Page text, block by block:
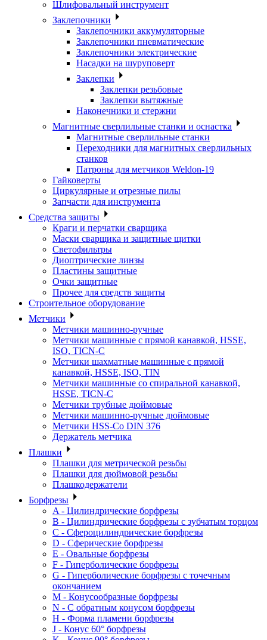
Шлифовальный инструмент
Заклепочники
Заклепочники аккумуляторные
Заклепочники пневматические
Заклепочники электрические
Насадки на шуруповерт
Заклепки
Заклепки резьбовые
Заклепки вытяжные
Наконечники и стержни
Магнитные сверлильные станки и оснастка
Магнитные сверлильные станки
Переходники для магнитных сверлильных
станков
Патроны для метчиков Weldon-19
Гайковерты
Циркулярные и отрезные пилы
Запчасти для инструмента
Средства защиты
Краги и перчатки сварщика
Маски сварщика и защитные щитки
Светофильтры
Диоптрические линзы
Пластины защитные
Очки защитные
Прочее для средств защиты
Строительное оборудование
Метчики
Метчики машинно-ручные
Метчики машинные с прямой канавкой, HSSE,
ISO, TICN-C
Метчики шахматные машинные с прямой
канавкой, HSSE, ISO, TIN
Метчики машинные со спиральной канавкой,
HSSE, TICN-C
Метчики трубные дюймовые
Метчики машинно-ручные дюймовые
Метчики HSS-Co DIN 376
Держатель метчика
Плашки
Плашки для метрической резьбы
Плашки для дюймовой резьбы
Плашкодержатели
Борфрезы
A - Цилиндрические борфрезы
B - Цилиндрические борфрезы с зубчатым торцом
C - Сфероцилиндрические борфрезы
D - Сферические борфрезы
E - Овальные борфрезы
F - Гиперболические борфрезы
G - Гиперболические борфрезы с точечным
окончанием
M - Конусообразные борфрезы
N - С обратным конусом борфрезы
H - Форма пламени борфрезы
J - Конус 60° борфрезы